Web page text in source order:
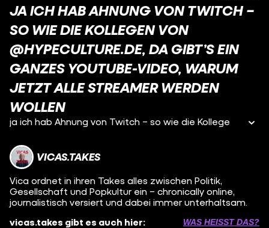
JA ICH HAB AHNUNG VON TWITCH –
SO WIE DIE KOLLEGEN VON
@HYPECULTURE.DE, DA GIBT’S EIN
GANZES YOUTUBE-VIDEO, WARUM
JETZT ALLE STREAMER WERDEN
WOLLEN
ja ich hab Ahnung von Twitch – so wie die Kollege
VICAS.TAKES
Vica ordnet in ihren Takes alles zwischen Politik,
Gesellschaft und Popkultur ein – chronically online,
journalistisch versiert und dabei immer unterhaltsam.
vicas.takes gibt es auch hier:
WAS HEISST DAS?